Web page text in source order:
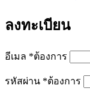
ลงทะเบียน
อีเมล *ต้องการ
รหัสผ่าน *ต้องการ